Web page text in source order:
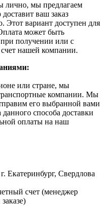
лично, мы предлагаем
ваш заказ
Этот вариант доступен для
может быть
получении или с
нашей компании.
или стране, мы
компании. Мы
его выбранной вами
способа доставки
оплаты на наш
Свердлова
счет (менеджер